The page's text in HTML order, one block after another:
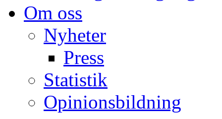
Om oss
Nyheter
Press
Statistik
Opinionsbildning